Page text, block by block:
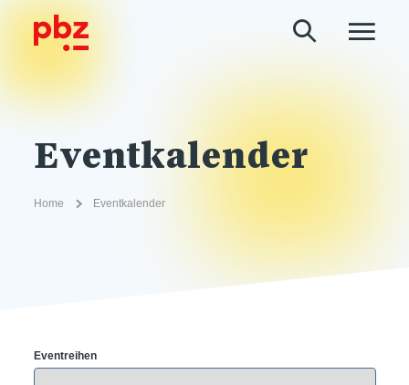
Eventkalender
Home Eventkalender
Eventreihen